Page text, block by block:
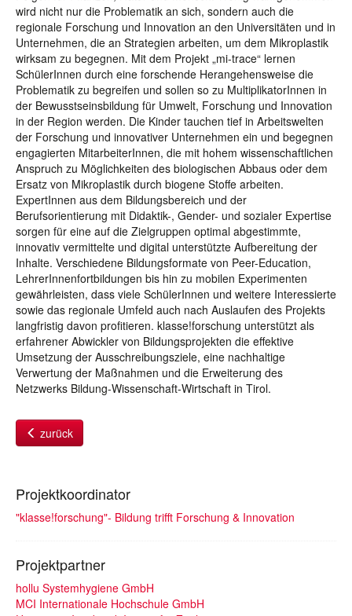
wird nicht nur die Problematik an sich, sondern auch die
regionale Forschung und Innovation an den Universitäten und in
Unternehmen, die an Strategien arbeiten, um dem Mikroplastik
wirksam zu begegnen. Mit dem Projekt „mi-trace“ lernen
SchülerInnen durch eine forschende Herangehensweise die
Problematik zu begreifen und sollen so zu MultiplikatorInnen in
der Bewusstseinsbildung für Umwelt, Forschung und Innovation
in der Region werden. Die Kinder tauchen tief in Arbeitswelten
der Forschung und innovativer Unternehmen ein und begegnen
engagierten MitarbeiterInnen, die mit hohem wissenschaftlichen
Anspruch zu Möglichkeiten des biologischen Abbaus oder dem
Ersatz von Mikroplastik durch biogene Stoffe arbeiten.
ExpertInnen aus dem Bildungsbereich und der
Berufsorientierung mit Didaktik-, Gender- und sozialer Expertise
sorgen für eine auf die Zielgruppen optimal abgestimmte,
innovativ vermittelte und digital unterstützte Aufbereitung der
Inhalte. Verschiedene Bildungsformate von Peer-Education,
LehrerInnenfortbildungen bis hin zu mobilen Experimenten
gewährleisten, dass viele SchülerInnen und weitere Interessierte
sowie das regionale Umfeld auch nach Auslaufen des Projekts
langfristig davon profitieren. klasse!forschung unterstützt als
erfahrener Abwickler von Bildungsprojekten die effektive
Umsetzung der Ausschreibungsziele, eine nachhaltige
Verwertung der Maßnahmen und die Erweiterung des
Netzwerks Bildung-Wissenschaft-Wirtschaft in Tirol.
zurück
Projektkoordinator
"klasse!forschung"- Bildung trifft Forschung & Innovation
Projektpartner
hollu Systemhygiene GmbH
MCI Internationale Hochschule GmbH